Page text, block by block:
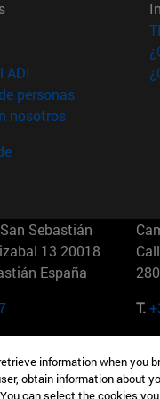
(abre en nueva ventana)
en nueva ventana)
ADI (abre en nueva
personas(abre en
nosotros(abre en nueva
Sebastián
13 20018
España
T.
2201 Nueva York
information when you
obtain information about
can select the cookies